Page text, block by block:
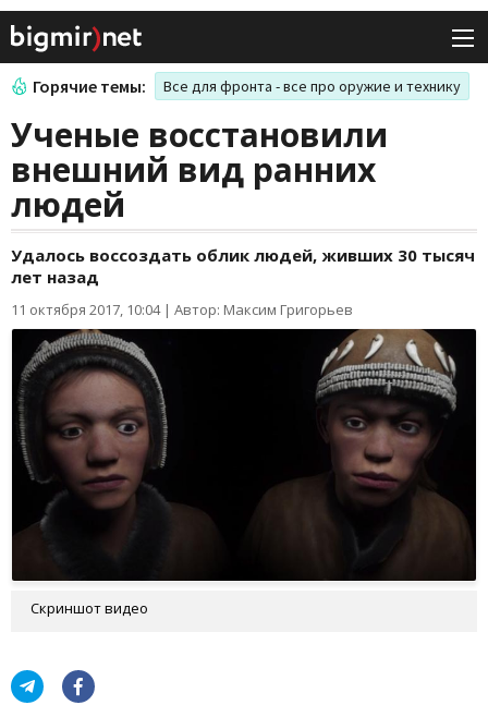
Горячие темы: Все для фронта - все про оружие и технику
Ученые восстановили
внешний вид ранних
людей
Удалось воссоздать облик людей, живших 30 тысяч
лет назад
11 октября 2017, 10:04| Автор: Максим Григорьев
Скриншот видео